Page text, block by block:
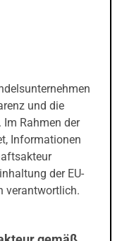
und die
Rahmen der
Informationen
der EU-
verantwortlich.